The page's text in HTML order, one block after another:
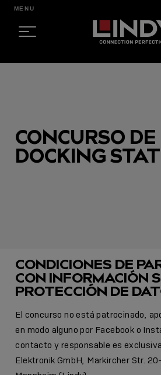
MENU
CONCURSO DE
DOCKING
CONDICIONES DE
CON INFORMACIÓN
PROTECCIÓN DE
El concurso no está patrocinado,
en modo alguno por Facebook o
contacto y responsable es
Elektronik GmbH, Markircher Str.